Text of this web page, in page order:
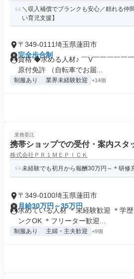
＼収入補償でブランクも安心／頼れる仲
い育児支援】
〒349-0111埼玉県蓮田市
完全歩合制
資格 ◆求める人材♪ ￣V￣￣￣￣￣
原付免許 （自転車でお届...
制服あり 業界未経験歓迎 +14個
業務委託
携帯ショップでの受付・案内スタ
株式会社ＰＲ１ＭＥＰＩＣＫ
未経験でも初月から報酬30万円～＊研修
〒349-0100埼玉県蓮田市
月給30万円～35万円
求めている人材 ＊未経験歓迎 ＊学
ンクOK ＊フリーター歓迎...
制服あり 主婦・主夫歓迎 +9個